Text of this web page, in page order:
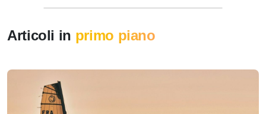
Articoli in primo piano